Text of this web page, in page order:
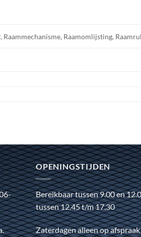
Raamomlijsting,
OPENINGSTIJDEN
Bereikbaar tussen 9.00 en
tussen 12.45 t/m 17.30
Zaterdagen alleen op